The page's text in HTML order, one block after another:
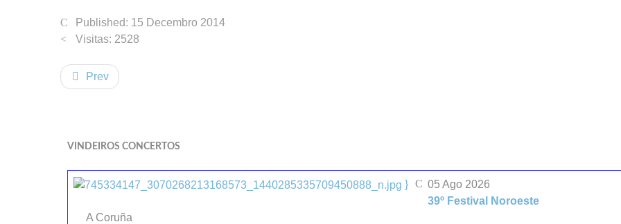
Published: 15 Decembro 2014
Visitas: 2528
Prev
VINDEIROS CONCERTOS
}
05 Ago 2026
39º Festival Noroeste
A Coruña